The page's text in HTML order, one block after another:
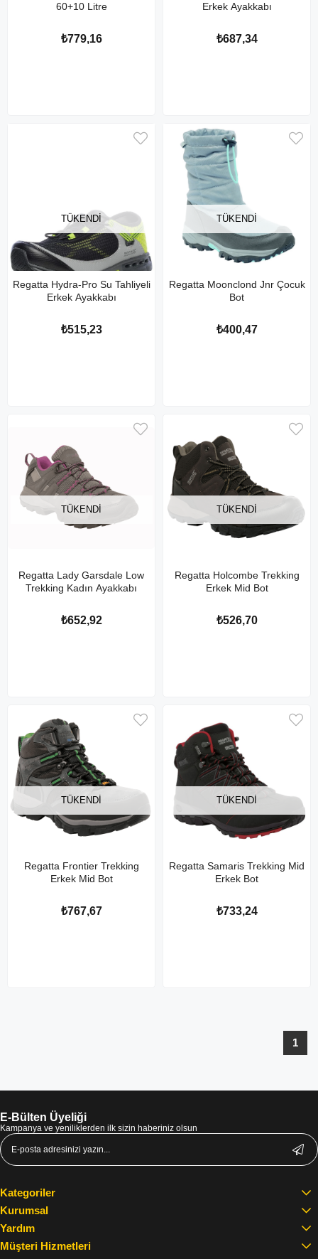
60+10 Litre
₺779,16
Erkek Ayakkabı
₺687,34
TÜKENDI
Regatta Hydra-Pro Su Tahliyeli
Erkek Ayakkabı
₺515,23
TÜKENDI
Regatta Moonclond Jnr Çocuk
Bot
₺400,47
TÜKENDI
Regatta Lady Garsdale Low
Trekking Kadın Ayakkabı
₺652,92
TÜKENDI
Regatta Holcombe Trekking
Erkek Mid Bot
₺526,70
TÜKENDI
Regatta Frontier Trekking
Erkek Mid Bot
₺767,67
TÜKENDI
Regatta Samaris Trekking Mid
Erkek Bot
₺733,24
1
E-Bülten Üyeliği
Kampanya ve yeniliklerden ilk sizin haberiniz olsun
Kategoriler
Kurumsal
Yardım
Müşteri Hizmetleri